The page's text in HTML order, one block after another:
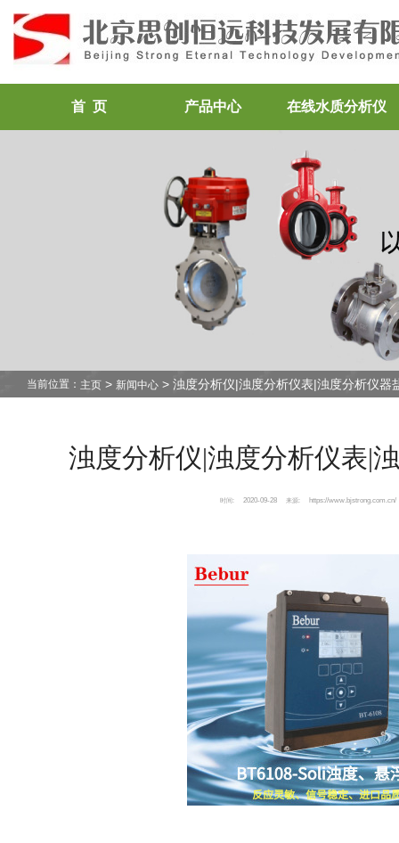
首 页 产品中心 在线水质分析仪
当前位置： 主页 > 新闻中心 > 浊度分析仪|浊度分析仪表|浊度分析仪器
浊度分析仪|浊度分析仪表|
时间: 2020-09-28 来源: https://www.bjstrong.com.cn/